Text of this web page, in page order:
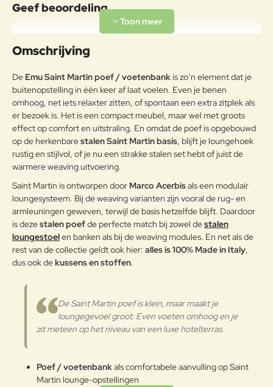
Om het product lange tijd in
uitstekende staat te houden, raden
door een grote vochtigheid of een
zeeklimaat worden gekenmerkt.
Het wordt aanbevolen om de
oppervlakken met een zachte doek
en met water of neutrale
reinigingsmiddelen te reinigen. De
langdurige en continue
temperaturen kunnen de originele
eigenschappen van de mooie
gekleurde polyestercoating
worden aangetast. We raden aan
om de producten wanneer ze
lange tijd niet gebruikt worden of
in de winter te reinigen en op een
stoel op te bergen, maak deze
gedurende de winter dan af en toe
schoon en behandel het aluminium
met autowax.
Geef beoordeling
Uw naam:
g:
Note:HTML-code wordt niet vertaald!
Waardering:
Waarderin
g:
Slecht
Verder
Omschrijving
De Emu Saint Martin poef / voetenbankis zo’n element dat je
buitenopstelling in één keer af laat voelen. Even je benen
omhoog, net iets relaxter zitten, of spontaan een extra zitplek als
er bezoek is. Het is een compact meubel, maar wel met groots
effect op comfort en uitstraling. En omdat de poef is opgebouwd
op de herkenbarestalen Saint Martin basis, blijft je loungehoek
rustig en stijlvol, of je nu een strakke stalen set hebt of juist de
warmere weaving uitvoering.
Saint Martin is ontworpen door Marco Acerbisals een modulair
loungesysteem. Bij de weaving varianten zijn vooral de rug- en
armleuningen geweven, terwijl de basis hetzelfde blijft. Daardoor
is dezestalen poefde perfecte match bij zowel destalen
loungestoelen banken als bij de weaving modules. En net als de
rest van de collectie geldt ook hier: alles is 100% Made in Italy,
dus ook dekussens en stoffen.
De Saint Martin poef is klein, maar maakt je
loungegevoel groot. Even voeten omhoog en je
zit meteen op het niveau van een luxe hotelterras.
Poef / voetenbankals comfortabele aanvulling op Saint
Martin lounge-opstellingen